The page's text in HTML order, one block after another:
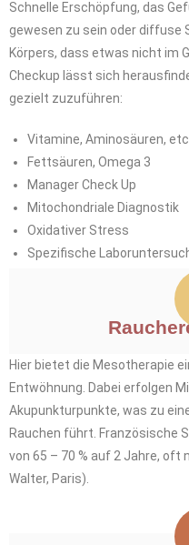
Schnelle Erschöpfung, das
gewesen zu sein oder diffuse
Körpers, dass etwas nicht im
Checkup lässt sich
gezielt zuzuführen:
Vitamine, Aminosäuren, etc.
Fettsäuren, Omega 3
Manager Check Up
Mitochondriale Diagnostik
Oxidativer Stress
Spezifische
Hier bietet die Mesotherapie
Entwöhnung. Dabei erfolgen
Akupunkturpunkte, was zu
Rauchen führt. Französische
von 65 – 70 % auf 2 Jahre, oft
Walter, Paris).